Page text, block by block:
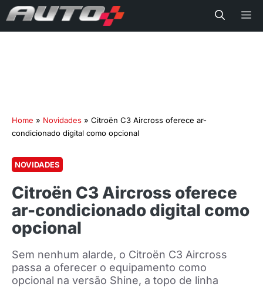
Home » Novidades » Citroën C3 Aircross oferece ar-
condicionado digital como opcional
NOVIDADES
Citroën C3 Aircross oferece
ar-condicionado digital como
opcional
Sem nenhum alarde, o Citroën C3 Aircross
passa a oferecer o equipamento como
opcional na versão Shine, a topo de linha